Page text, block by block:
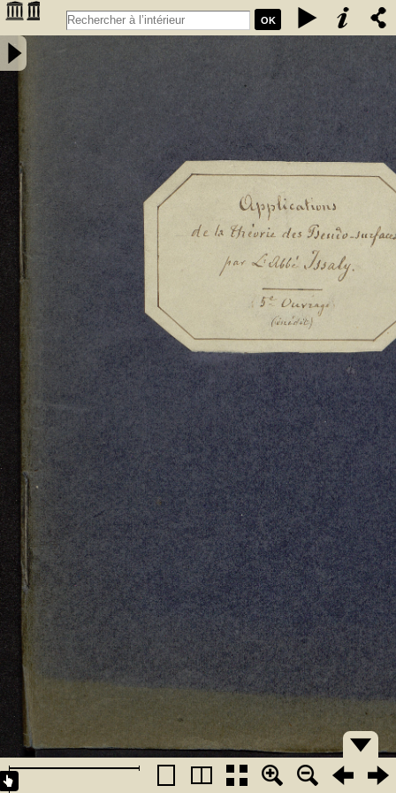
OK
Travaux sur les pseudo-surfaces, par Issaly. Les Problèmes de
Plateau, de Dirichlet, de Gauss, etc., et autres questions choisies,
servant d'applications à la Théorie des pseudo-surfaces : cinquième
ouvrage (inédit) de l'auteur sur les pseudo-surfaces - Issaly, Pierre-
Adolphe, abbé (1833-....). Auteur